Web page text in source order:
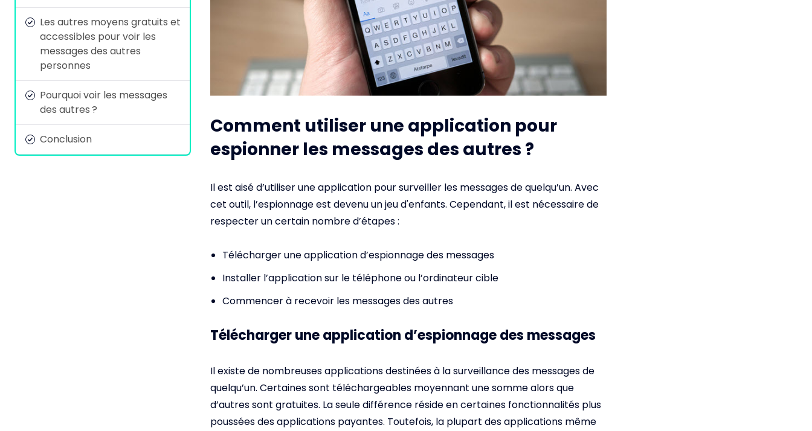
Les autres moyens gratuits et
accessibles pour voir les
messages des autres
personnes
Pourquoi voir les messages
des autres ?
Conclusion
Comment utiliser une application pour
espionner les messages des autres ?
Il est aisé d’utiliser une application pour surveiller les messages de quelqu’un. Avec
cet outil, l’espionnage est devenu un jeu d'enfants. Cependant, il est nécessaire de
respecter un certain nombre d’étapes :
Télécharger une application d’espionnage des messages
Installer l’application sur le téléphone ou l’ordinateur cible
Commencer à recevoir les messages des autres
Télécharger une application d’espionnage des messages
Il existe de nombreuses applications destinées à la surveillance des messages de
quelqu’un. Certaines sont téléchargeables moyennant une somme alors que
d’autres sont gratuites. La seule différence réside en certaines fonctionnalités plus
poussées des applications payantes. Toutefois, la plupart des applications même